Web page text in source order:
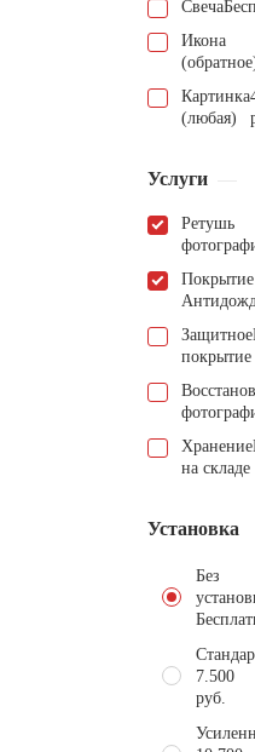
Свеча
Икона
Картинка
(любая)
Услуги
Ретушь
Покрытие
Защитное
покрытие
Хранение
на складе
Установка
Без
7.500
руб.